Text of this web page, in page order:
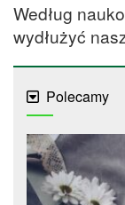
Według
wydłużyć
Polecamy